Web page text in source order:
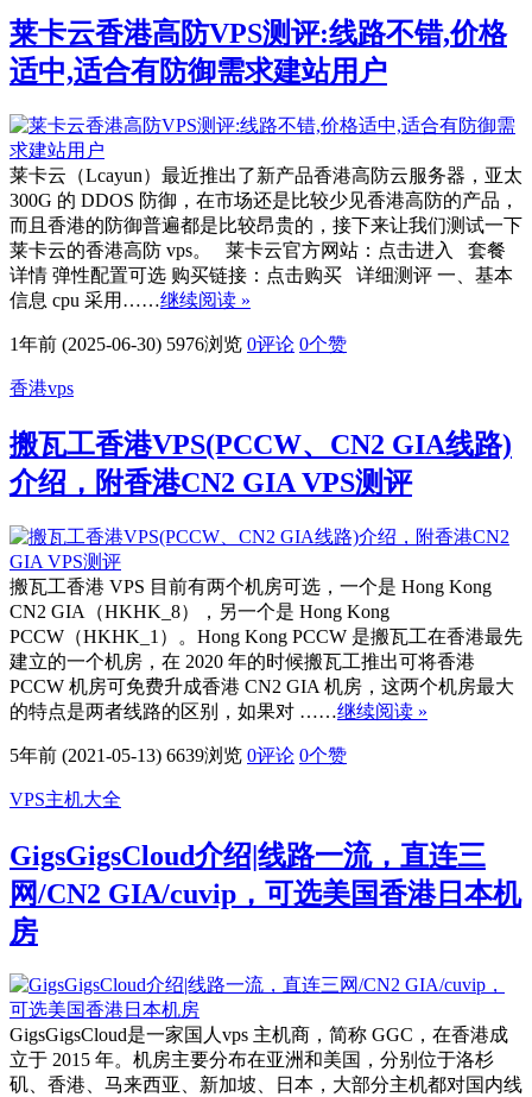
莱卡云香港高防VPS测评:线路不错,价格
适中,适合有防御需求建站用户
莱卡云（Lcayun）最近推出了新产品香港高防云服务器，亚太
300G 的 DDOS 防御，在市场还是比较少见香港高防的产品，
而且香港的防御普遍都是比较昂贵的，接下来让我们测试一下
莱卡云的香港高防 vps。 莱卡云官方网站：点击进入 套餐
详情 弹性配置可选 购买链接：点击购买 详细测评 一、基本
信息 cpu 采用……继续阅读 »
1年前 (2025-06-30) 5976浏览 0评论 0个赞
香港vps
搬瓦工香港VPS(PCCW、CN2 GIA线路)
介绍，附香港CN2 GIA VPS测评
搬瓦工香港 VPS 目前有两个机房可选，一个是 Hong Kong
CN2 GIA（HKHK_8），另一个是 Hong Kong
PCCW（HKHK_1）。Hong Kong PCCW 是搬瓦工在香港最先
建立的一个机房，在 2020 年的时候搬瓦工推出可将香港
PCCW 机房可免费升成香港 CN2 GIA 机房，这两个机房最大
的特点是两者线路的区别，如果对 ……继续阅读 »
5年前 (2021-05-13) 6639浏览 0评论 0个赞
VPS主机大全
GigsGigsCloud介绍|线路一流，直连三
网/CN2 GIA/cuvip，可选美国香港日本机
房
GigsGigsCloud是一家国人vps 主机商，简称 GGC，在香港成
立于 2015 年。机房主要分布在亚洲和美国，分别位于洛杉
矶、香港、马来西亚、新加坡、日本，大部分主机都对国内线